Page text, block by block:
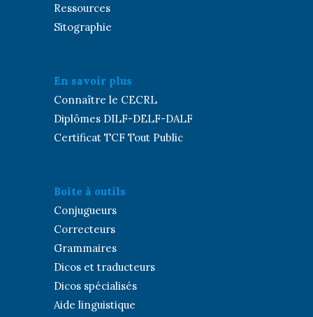
Ressources
Sitographie
En savoir plus
Connaître le CECRL
Diplômes DILF-DELF-DALF
Certificat TCF Tout Public
Boîte à outils
Conjugueurs
Correcteurs
Grammaires
Dicos et traducteurs
Dicos spécialisés
Aide linguistique